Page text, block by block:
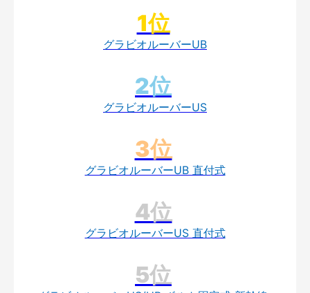
グラビオルーバーUB
グラビオルーバーUS
グラビオルーバーUB 直付式
グラビオルーバーUS 直付式